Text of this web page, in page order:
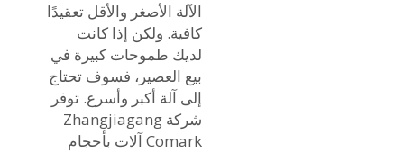
الآلة الأصغر والأقل تعقيدًا
كافية. ولكن إذا كانت
لديك طموحات كبيرة في
بيع العصير، فسوف تحتاج
إلى آلة أكبر وأسرع. توفر
شركة Zhangjiagang
Comark آلات بأحجام